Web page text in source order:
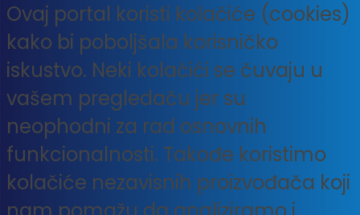
Ovaj portal koristi kolačiće (cookies)
kako bi poboljšala korisničko
iskustvo. Neki kolačići se čuvaju u
vašem pregledaču jer su
neophodni za rad osnovnih
funkcionalnosti. Takođe koristimo
kolačiće nezavisnih proizvođača koji